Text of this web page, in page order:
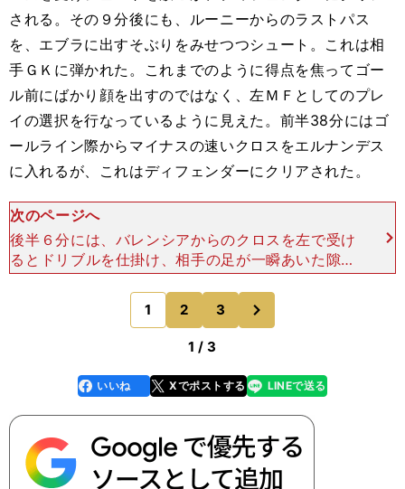
される。その９分後にも、ルーニーからのラストパス
を、エブラに出すそぶりをみせつつシュート。これは相
手ＧＫに弾かれた。これまでのように得点を焦ってゴー
ル前にばかり顔を出すのではなく、左ＭＦとしてのプレ
イの選択を行なっているように見えた。前半38分にはゴ
ールライン際からマイナスの速いクロスをエルナンデス
に入れるが、これはディフェンダーにクリアされた。
次のページへ
後半６分には、バレンシアからのクロスを左で受け
るとドリブルを仕掛け、相手の足が一瞬あいた隙を
ついて股抜きのクロスを入れる。中央に走り込んだ
エルナンデスはフリーだったが、シュートは大きく
枠の上にそれた。
1 2 3
1 / 3
faceboo
k
いいね Xでポストする
line LINEで送る